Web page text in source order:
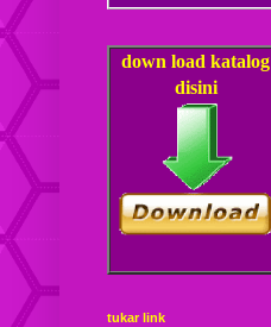
down load katalog
disini
tukar link